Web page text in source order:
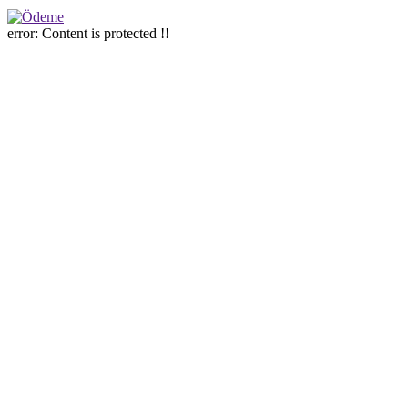
error: Content is protected !!